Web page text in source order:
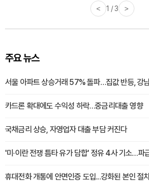
< 1 / 3 >
주요 뉴스
서울 아파트 상승거래 57% 돌파…집값 반등, 강
카드론 확대에도 수익성 하락…중금리대출 영향
국채금리 상승, 자영업자 대출 부담 커진다
'미·이란 전쟁 틈타 유가 담합' 정유 4사 기소…파
휴대전화 개통에 안면인증 도입...강화된 본인 절